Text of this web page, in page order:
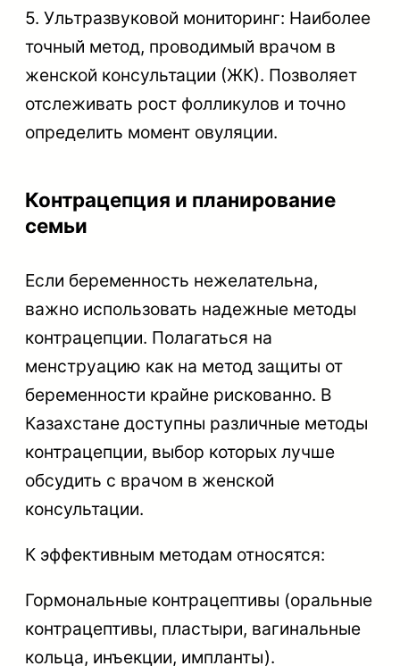
5. Ультразвуковой мониторинг: Наиболее
точный метод, проводимый врачом в
женской консультации (ЖК). Позволяет
отслеживать рост фолликулов и точно
определить момент овуляции.
Контрацепция и планирование
семьи
Если беременность нежелательна,
важно использовать надежные методы
контрацепции. Полагаться на
менструацию как на метод защиты от
беременности крайне рискованно. В
Казахстане доступны различные методы
контрацепции, выбор которых лучше
обсудить с врачом в женской
консультации.
К эффективным методам относятся:
Гормональные контрацептивы (оральные
контрацептивы, пластыри, вагинальные
кольца, инъекции, импланты).